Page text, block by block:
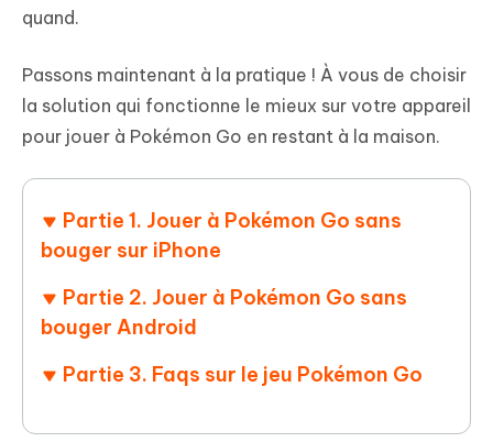
quand.
Passons maintenant à la pratique ! À vous de choisir
la solution qui fonctionne le mieux sur votre appareil
pour jouer à Pokémon Go en restant à la maison.
Partie 1. Jouer à Pokémon Go sans
bouger sur iPhone
Partie 2. Jouer à Pokémon Go sans
bouger Android
Partie 3. Faqs sur le jeu Pokémon Go